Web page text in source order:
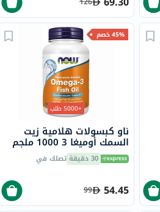
45% خصم
+5000 طلب
ناو كبسولات هلامية زيت
السمك أوميغا 3 1000 ملجم
180 EPA / 120 DHA حزمة من
100 30 دقيقة تصلك في
54.45
99